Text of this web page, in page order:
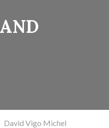
David Vigo Michel